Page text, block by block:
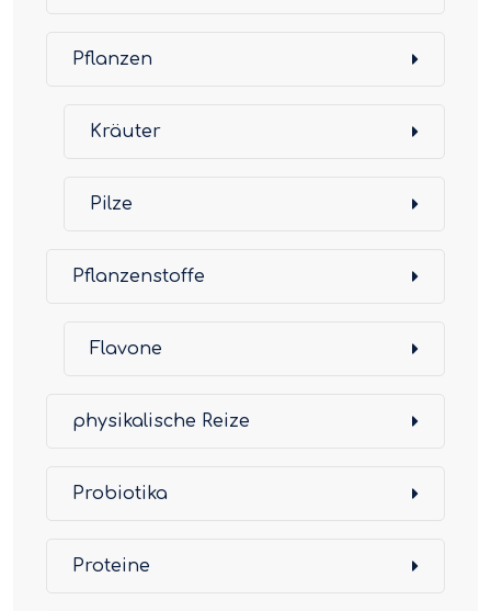
Pflanzen
Kräuter
Pilze
Pflanzenstoffe
Flavone
physikalische Reize
Probiotika
Proteine